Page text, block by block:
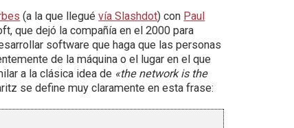
(a la que lleguévía Slashdot) con Paul
que dejó la compañía en el 2000 para
software que haga que las personas
de la máquina o el lugar en el que
a la clásica idea de «the network is the
se define muy claramente en esta frase: